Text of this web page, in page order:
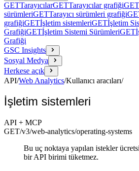
GETTarayıcılarGETTarayıcılar grafiğiGET
sürümleriGETTarayıcı sürümleri grafiği
grafiğiGETİşletim sistemleriGETİşletim
GrafiğiGETİşletim Sistemi SürümleriGET
Grafiği
GSC Insights
Sosyal Medya
Herkese açık
API/Web Analytics/Kullanıcı aracıları/
İşletim sistemleri
API + MCP
GET/v3/web-analytics/operating-systems
Bu uç noktaya yapılan istekler
bir API birimi tüketmez.